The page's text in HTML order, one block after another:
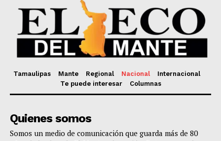
Tamaulipas Mante Regional Nacional
Internacional
Te puede interesar
Columnas
Quienes somos
Somos un medio de comunicación que guarda más de 80